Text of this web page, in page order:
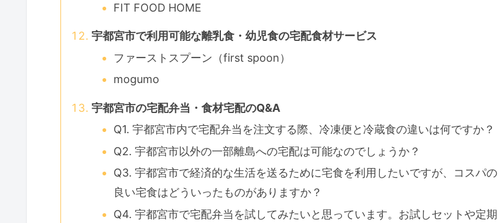
FIT FOOD HOME
宇都宮市で利用可能な離乳食・幼児食の宅配食材サービス
ファーストスプーン（first spoon）
mogumo
宇都宮市の宅配弁当・食材宅配のQ&A
Q1. 宇都宮市内で宅配弁当を注文する際、冷凍便と冷蔵食の違いは何ですか？
Q2. 宇都宮市以外の一部離島への宅配は可能なのでしょうか？
Q3. 宇都宮市で経済的な生活を送るために宅食を利用したいですが、コスパの
良い宅食はどういったものがありますか？
Q4. 宇都宮市で宅配弁当を試してみたいと思っています。お試しセットや定期